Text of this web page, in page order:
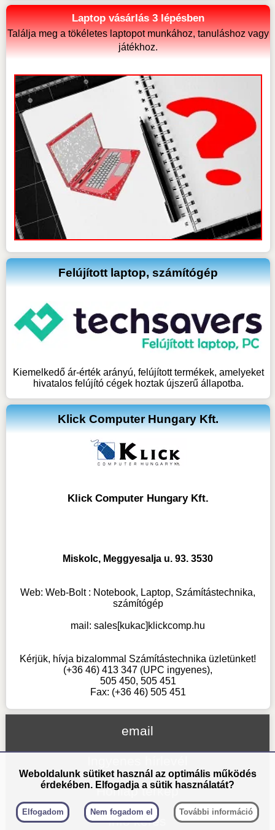
Laptop vásárlás 3 lépésben
Találja meg a tökéletes laptopot munkához, tanuláshoz vagy
játékhoz.
Felújított laptop, számítógép
Kiemelkedő ár-érték arányú, felújított termékek, amelyeket
hivatalos felújító cégek hoztak újszerű állapotba.
Klick Computer Hungary Kft.
Klick Computer Hungary Kft.
Miskolc, Meggyesalja u. 93. 3530
Web:Web-Bolt : Notebook, Laptop, Számítástechnika,
számítógép
mail:sales[kukac]klickcomp.hu
Kérjük, hívja bizalommal Számítástechnika üzletünket!
(+36 46) 413 347 (UPC ingyenes),
505 450, 505 451
Fax: (+36 46) 505 451
email
Honlap térkép
Info kérés
Weboldalunk sütiket használ az optimális működés
érdekében. Elfogadja a sütik használatát?
Elfogadom Nem fogadom el További információ